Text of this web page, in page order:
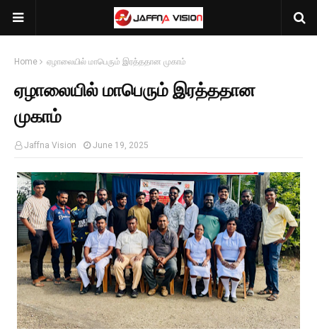
Home ஏழாலையில் மாபெரும் இரத்ததான முகாம்
ஏழாலையில் மாபெரும் இரத்ததான
முகாம்
Jaffna Vision June 19, 2025